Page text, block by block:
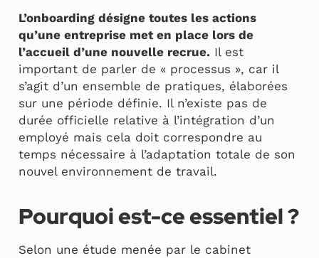
L’onboarding désigne toutes les actions
qu’une entreprise met en place lors de
l’accueil d’une nouvelle recrue. Il est
important de parler de « processus », car il
s’agit d’un ensemble de pratiques, élaborées
sur une période définie. Il n’existe pas de
durée officielle relative à l’intégration d’un
employé mais cela doit correspondre au
temps nécessaire à l’adaptation totale de son
nouvel environnement de travail.
Pourquoi est-ce essentiel ?
Selon une étude menée par le cabinet